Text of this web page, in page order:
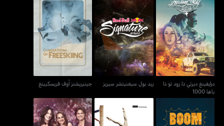
درايفينغ ديرتي ذا رود تو ذا
باها 1000
درايفينغ ديرتي ذا رود تو ذا
باها 1000
ريد بول سيغنيتشر سيريز
ريد بول سيغنيتشر سيريز
جينيريشنز أوف فريسكيينغ
جينيريشنز أوف فريسكيينغ